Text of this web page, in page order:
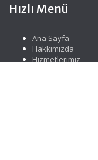
Hızlı Menü
Ana Sayfa
Hakkımızda
Hizmetlerimiz